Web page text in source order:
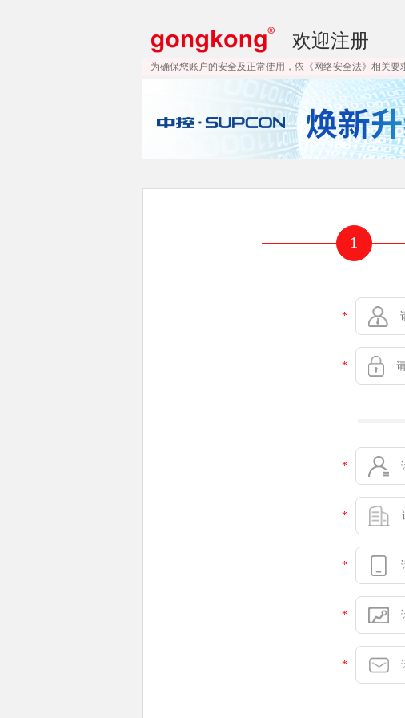
欢迎注册
为确保您账户的安全及正常使用，依《网络安全法》相关
1
*
*
*
*
*
*
*